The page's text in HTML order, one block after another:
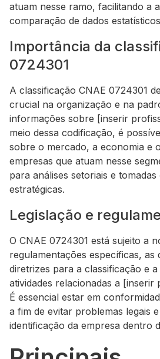
atuam nesse ramo, facilitando a
comparação de dados
Importância da
0724301
A classificação CNAE 0724301
crucial na organização e na
informações sobre [inserir
meio dessa codificação, é
sobre o mercado, a economia e
empresas que atuam nesse
para análises setoriais e tomadas
estratégicas.
Legislação e
O CNAE 0724301 está sujeito a
regulamentações específicas, as
diretrizes para a classificação e
atividades relacionadas a [inserir
É essencial estar em
a fim de evitar problemas legais
identificação da empresa dentro